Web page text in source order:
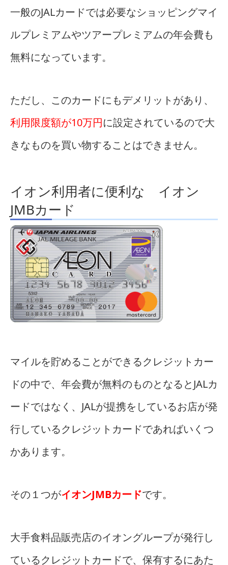
一般のJALカードでは必要なショッピングマイ
ルプレミアムやツアープレミアムの年会費も
無料になっています。
ただし、このカードにもデメリットがあり、
利用限度額が10万円に設定されているので大
きなものを買い物することはできません。
イオン利用者に便利な イオン
JMBカード
マイルを貯めることができるクレジットカー
ドの中で、年会費が無料のものとなるとJALカ
ードではなく、JALが提携をしているお店が発
行しているクレジットカードであればいくつ
かあります。
その１つがイオンJMBカードです。
大手食料品販売店のイオングループが発行し
ているクレジットカードで、保有するにあた